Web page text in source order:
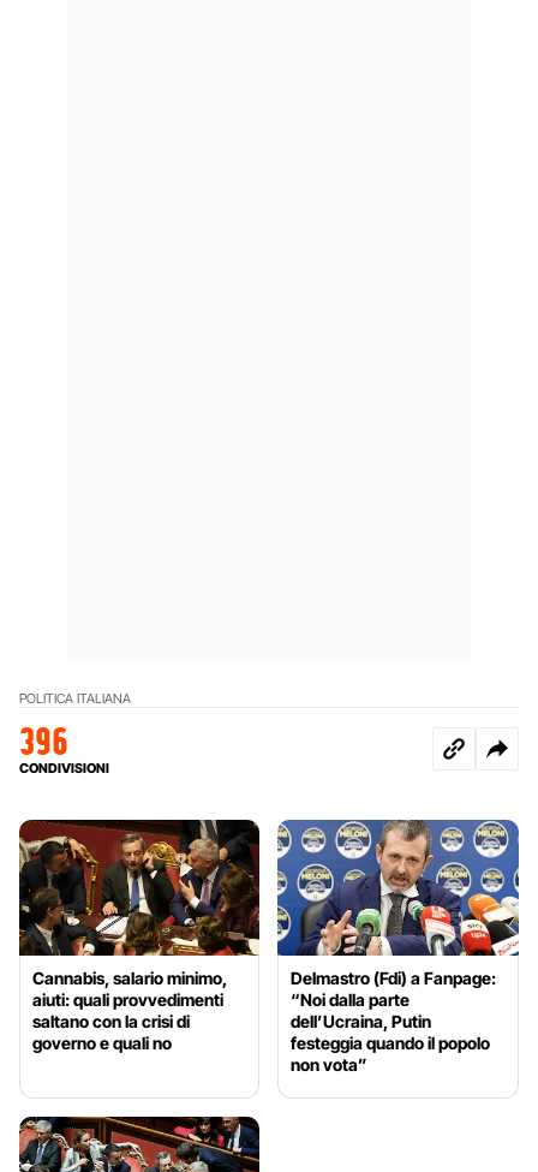
POLITICA ITALIANA
396
CONDIVISIONI
Cannabis, salario minimo,
aiuti: quali provvedimenti
saltano con la crisi di
governo e quali no
Delmastro (Fdi) a Fanpage:
“Noi dalla parte
dell’Ucraina, Putin
festeggia quando il popolo
non vota”